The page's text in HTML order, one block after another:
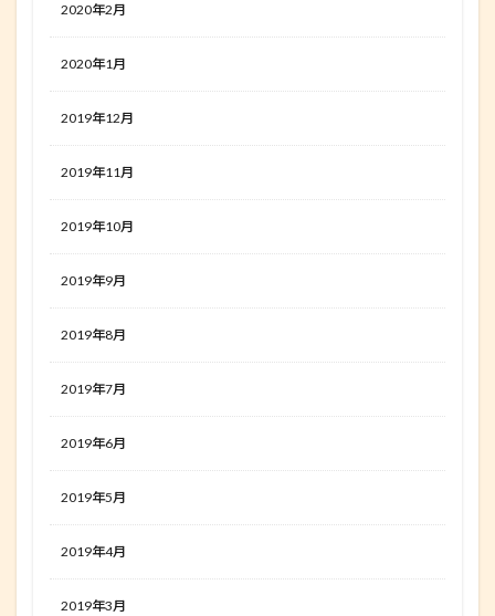
2020年2月
2020年1月
2019年12月
2019年11月
2019年10月
2019年9月
2019年8月
2019年7月
2019年6月
2019年5月
2019年4月
2019年3月